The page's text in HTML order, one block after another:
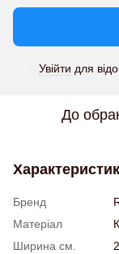
Увійти для
До
Бренд
Матеріал
Ширина см.